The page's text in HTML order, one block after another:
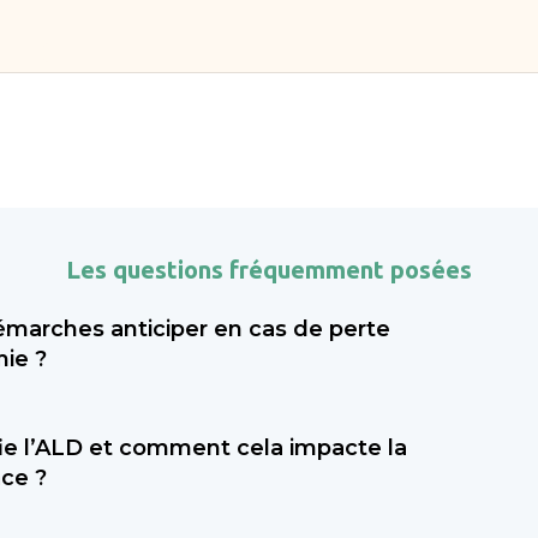
Les questions fréquemment posées
anticiper en cas de perte
?
(allocation personnalisée d’autonomie) au
et envisager une mesure de protection
l’ALD et comment cela impacte la
?